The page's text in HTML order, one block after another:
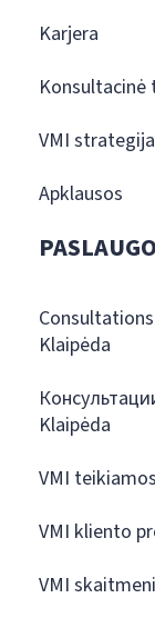
Karjera
Konsultacinė
VMI strategija
Apklausos
Klaipėda
Klaipėda
VMI
VMI kliento
VMI